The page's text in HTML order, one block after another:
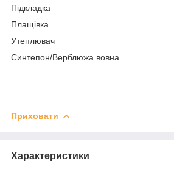
Підкладка
Плащівка
Утеплювач
Синтепон/Верблюжа вовна
Приховати
Характеристики